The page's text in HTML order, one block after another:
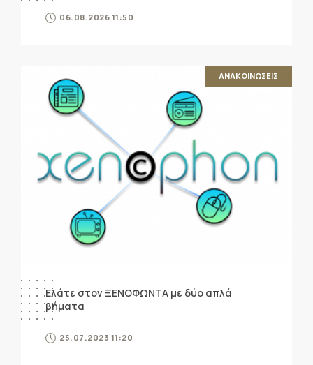
06.08.2026 11:50
ΑΝΑΚΟΙΝΩΣΕΙΣ
Ελάτε στον ΞΕΝΟΦΩΝΤΑ με δύο απλά
βήματα
25.07.2023 11:20